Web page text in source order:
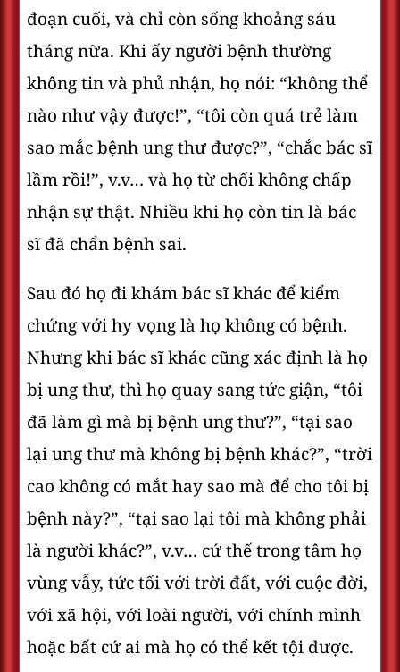
đoạn cuối, và chỉ còn sống khoảng sáu
tháng nữa. Khi ấy người bệnh thường
không tin và phủ nhận, họ nói: “không thể
nào như vậy được!”, “tôi còn quá trẻ làm
sao mắc bệnh ung thư được?”, “chắc bác sĩ
lầm rồi!”, v.v… và họ từ chối không chấp
nhận sự thật. Nhiều khi họ còn tin là bác
sĩ đã chẩn bệnh sai.
Sau đó họ đi khám bác sĩ khác để kiểm
chứng với hy vọng là họ không có bệnh.
Nhưng khi bác sĩ khác cũng xác định là họ
bị ung thư, thì họ quay sang tức giận, “tôi
đã làm gì mà bị bệnh ung thư?”, “tại sao
lại ung thư mà không bị bệnh khác?”, “trời
cao không có mắt hay sao mà để cho tôi bị
bệnh này?”, “tại sao lại tôi mà không phải
là người khác?”, v.v… cứ thế trong tâm họ
vùng vẫy, tức tối với trời đất, với cuộc đời,
với xã hội, với loài người, với chính mình
hoặc bất cứ ai mà họ có thể kết tội được.